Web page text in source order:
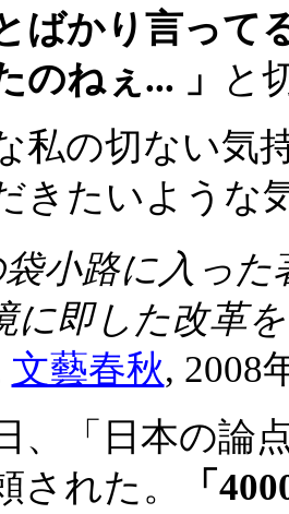
ばかり言って
のねぇ... 」
と
私の切ない気
きたいような
袋小路に入っ
に即した改革を
文藝春秋, 2008
、「日本の論
された。
「